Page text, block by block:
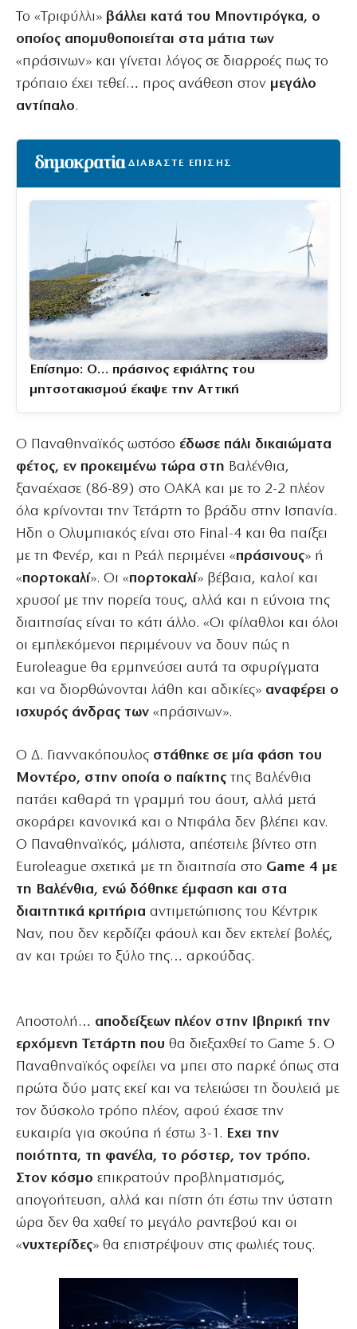
Το «Τριφύλλι» βάλλει κατά του Μποντιρόγκα, ο
οποίος απομυθοποιείται στα μάτια των
«πράσινων» και γίνεται λόγος σε διαρροές πως το
τρόπαιο έχει τεθεί… προς ανάθεση στον μεγάλο
αντίπαλο.
ΔΙΑΒΑΣΤΕ ΕΠΙΣΗΣ
Επίσημο: Ο… πράσινος εφιάλτης του
μητσοτακισμού έκαψε την Αττική
Ο Παναθηναϊκός ωστόσο έδωσε πάλι δικαιώματα
φέτος, εν προκειμένω τώρα στη Βαλένθια,
ξαναέχασε (86-89) στο ΟΑΚΑ και με το 2-2 πλέον
όλα κρίνονται την Τετάρτη το βράδυ στην Ισπανία.
Ηδη ο Ολυμπιακός είναι στο Final-4 και θα παίξει
με τη Φενέρ, και η Ρεάλ περιμένει «πράσινους» ή
«πορτοκαλί». Οι «πορτοκαλί» βέβαια, καλοί και
χρυσοί με την πορεία τους, αλλά και η εύνοια της
διαιτησίας είναι το κάτι άλλο. «Οι φίλαθλοι και όλοι
οι εμπλεκόμενοι περιμένουν να δουν πώς η
Euroleague θα ερμηνεύσει αυτά τα σφυρίγματα
και να διορθώνονται λάθη και αδικίες» αναφέρει ο
ισχυρός άνδρας των «πράσινων».
Ο Δ. Γιαννακόπουλος στάθηκε σε μία φάση του
Μοντέρο, στην οποία ο παίκτης της Βαλένθια
πατάει καθαρά τη γραμμή του άουτ, αλλά μετά
σκοράρει κανονικά και ο Ντιφάλα δεν βλέπει καν.
Ο Παναθηναϊκός, μάλιστα, απέστειλε βίντεο στη
Euroleague σχετικά με τη διαιτησία στο Game 4 με
τη Βαλένθια, ενώ δόθηκε έμφαση και στα
διαιτητικά κριτήρια αντιμετώπισης του Κέντρικ
Ναν, που δεν κερδίζει φάουλ και δεν εκτελεί βολές,
αν και τρώει το ξύλο της… αρκούδας.
Αποστολή… αποδείξεων πλέον στην Ιβηρική την
ερχόμενη Τετάρτη που θα διεξαχθεί το Game 5. Ο
Παναθηναϊκός οφείλει να μπει στο παρκέ όπως στα
πρώτα δύο ματς εκεί και να τελειώσει τη δουλειά με
τον δύσκολο τρόπο πλέον, αφού έχασε την
ευκαιρία για σκούπα ή έστω 3-1. Εχει την
ποιότητα, τη φανέλα, το ρόστερ, τον τρόπο.
Στον κόσμο επικρατούν προβληματισμός,
απογοήτευση, αλλά και πίστη ότι έστω την ύστατη
ώρα δεν θα χαθεί το μεγάλο ραντεβού και οι
«νυχτερίδες» θα επιστρέψουν στις φωλιές τους.